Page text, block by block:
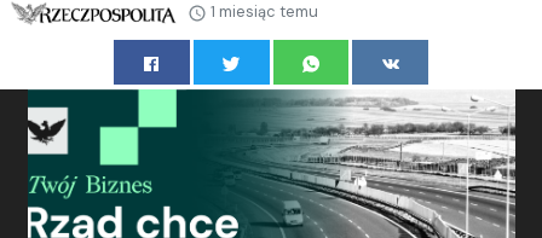
1 miesiąc temu